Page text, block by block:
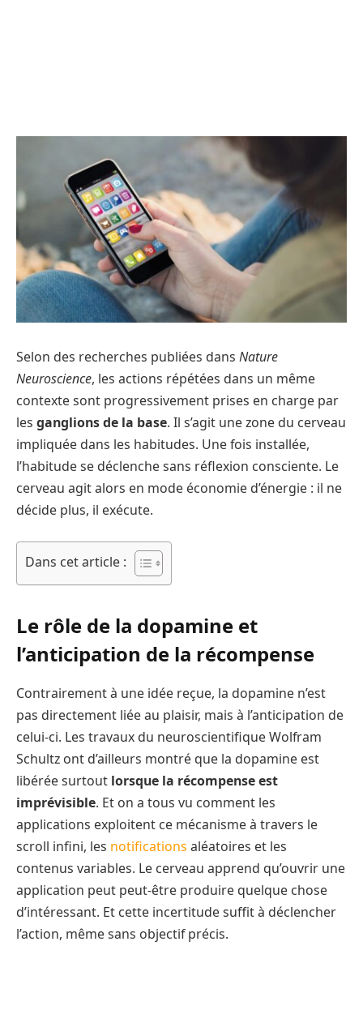
Selon des recherches publiées dans Nature
Neuroscience, les actions répétées dans un même
contexte sont progressivement prises en charge par
les ganglions de la base. Il s’agit une zone du cerveau
impliquée dans les habitudes. Une fois installée,
l’habitude se déclenche sans réflexion consciente. Le
cerveau agit alors en mode économie d’énergie : il ne
décide plus, il exécute.
Dans cet article :
Le rôle de la dopamine et
l’anticipation de la récompense
Contrairement à une idée reçue, la dopamine n’est
pas directement liée au plaisir, mais à l’anticipation de
celui-ci. Les travaux du neuroscientifique Wolfram
Schultz ont d’ailleurs montré que la dopamine est
libérée surtout lorsque la récompense est
imprévisible. Et on a tous vu comment les
applications exploitent ce mécanisme à travers le
scroll infini, les notifications aléatoires et les
contenus variables. Le cerveau apprend qu’ouvrir une
application peut peut-être produire quelque chose
d’intéressant. Et cette incertitude suffit à déclencher
l’action, même sans objectif précis.